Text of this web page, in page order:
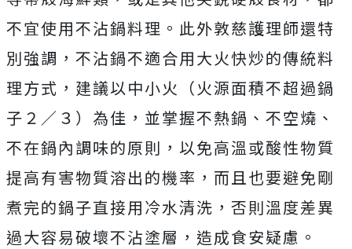
不宜使用不沾鍋料理。此外敦慈護理師還特
別強調，不沾鍋不適合用大火快炒的傳統料
理方式，建議以中小火（火源面積不超過鍋
子２／３）為佳，並掌握不熱鍋、不空燒、
不在鍋內調味的原則，以免高溫或酸性物質
提高有害物質溶出的機率，而且也要避免剛
煮完的鍋子直接用冷水清洗，否則溫度差異
過大容易破壞不沾塗層，造成食安疑慮。